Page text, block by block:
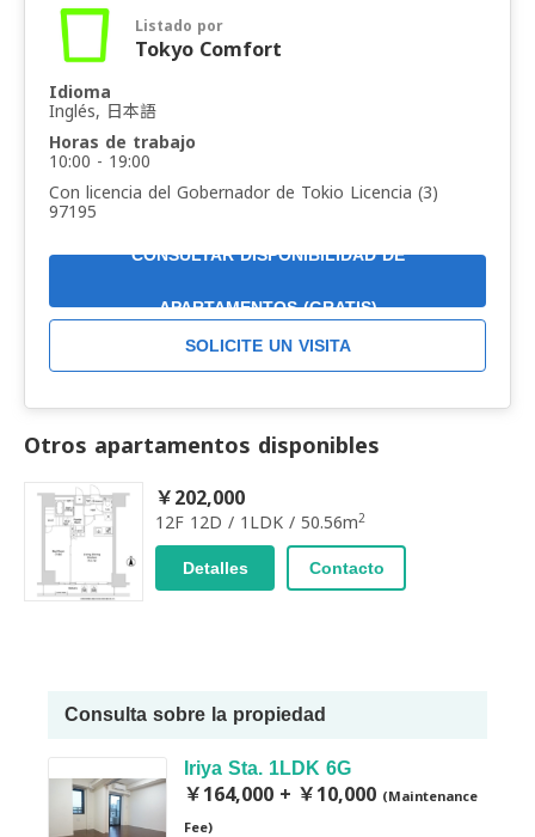
Listado por
Tokyo Comfort
Idioma
Inglés, 日本語
Horas de trabajo
10:00 - 19:00
Con licencia del Gobernador de Tokio Licencia (3)
97195
CONSULTAR DISPONIBILIDAD DE
APARTAMENTOS (GRATIS)
SOLICITE UN VISITA
Otros apartamentos disponibles
￥202,000
12F 12D / 1LDK / 50.56m2
Detalles Contacto
Consulta sobre la propiedad
Iriya Sta. 1LDK 6G
￥164,000 + ￥10,000 (Maintenance
Fee)